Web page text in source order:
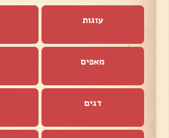
עוגות
מאפים
דגים